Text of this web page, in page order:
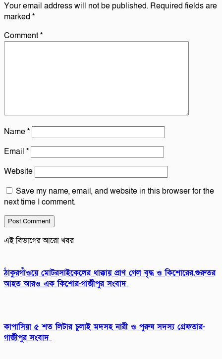
Your email address will not be published. Required fields are
marked *
Comment*
Name*
Email *
Website
Save my name, email, and website in this browser for the
next time I comment.
এই বিভাগের আরো খবর
ঠাকুরগাঁওয়ে মোটরসাইকেলের ধাক্কায় প্রাণ গেল বৃদ্ধ ও কিশোরের,গুরুতর
আহত আরও এক কিশোর-গাজীপুর সংবাদ
কাপাসিয়া ৫ শত লিটার চুলাই মদসহ নারী ও পুরুষ সদস্য গ্রেফতার-
গাজীপুর সংবাদ